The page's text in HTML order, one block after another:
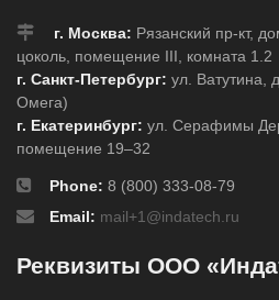
г. Москва: Рязанский пр-кт,
цоколь, помещение III, комната 1.2
г. Санкт-Петербург: ул.
Омега)
г. Екатеринбург: ул. Серафимы
помещение 19–32
Phone: 8 (800) 333-08-79
Email: mail+1@indatech.ru
Реквизиты ООО